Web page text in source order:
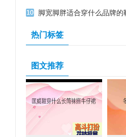
热门标签
图文推荐